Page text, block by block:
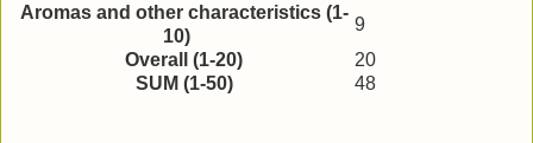
Aromas and other characteristics (1-
10)
9
Overall (1-20)
20
SUM (1-50)
48